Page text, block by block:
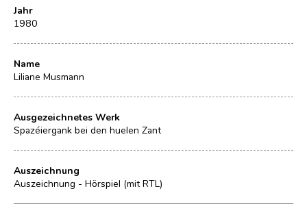
Jahr
1980
Name
Liliane Musmann
Ausgezeichnetes Werk
Spazéiergank bei den huelen Zant
Auszeichnung
Auszeichnung - Hörspiel (mit RTL)